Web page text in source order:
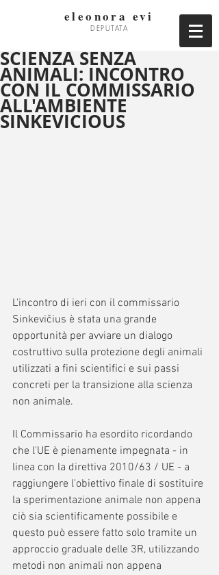
eleonora evi
DEPUTATA
SCIENZA SENZA
ANIMALI: INCONTRO
CON IL COMMISSARIO
ALL'AMBIENTE
SINKEVICIOUS
L'incontro di ieri con il commissario
Sinkevičius è stata una grande
opportunità per avviare un dialogo
costruttivo sulla protezione degli animali
utilizzati a fini scientifici e sui passi
concreti per la transizione alla scienza
non animale.
Il Commissario ha esordito ricordando
che l'UE è pienamente impegnata - in
linea con la direttiva 2010/63 / UE - a
raggiungere l'obiettivo finale di sostituire
la sperimentazione animale non appena
ciò sia scientificamente possibile e
questo può essere fatto solo tramite un
approccio graduale delle 3R, utilizzando
metodi non animali non appena